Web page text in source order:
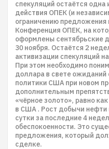
спекуляций остаётся
действия ОПЕК (и
ограничению предложения
Конференция ОПЕК, на
оформлены сентябрьские
30 ноября. Остаётся 2
активизации спекуляций
При этом необходимо
доллара в свете
политики США при новом
дополнительным
«чёрное золото», равно
в США . Рост добычи
сутки за последние 4
обеспокоенности. Это
предложения, который
сделке.